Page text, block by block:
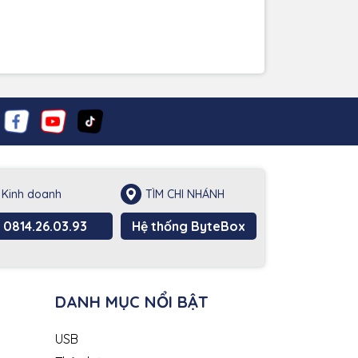
Kinh doanh
0814.26.03.93
TÌM CHI NHÁNH
Hệ thống ByteBox
DANH MỤC NỔI BẬT
USB